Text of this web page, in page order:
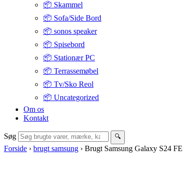
📦 Skammel
📦 Sofa/Side Bord
📦 sonos speaker
📦 Spisebord
📦 Stationær PC
📦 Terrassemøbel
📦 Tv/Sko Reol
📦 Uncategorized
Om os
Kontakt
Søg 🔍
Forside › brugt samsung › Brugt Samsung Galaxy S24 FE